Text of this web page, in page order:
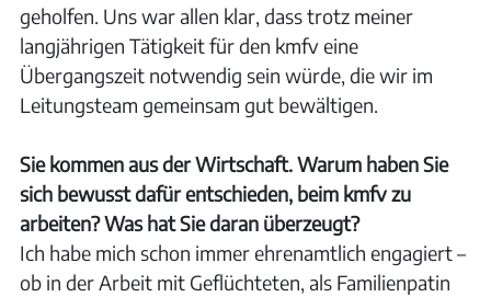
geholfen. Uns war allen klar, dass trotz meiner
langjährigen Tätigkeit für den kmfv eine
Übergangszeit notwendig sein würde, die wir im
Leitungsteam gemeinsam gut bewältigen.
Sie kommen aus der Wirtschaft. Warum haben Sie
sich bewusst dafür entschieden, beim kmfv zu
arbeiten? Was hat Sie daran überzeugt?
Ich habe mich schon immer ehrenamtlich engagiert –
ob in der Arbeit mit Geflüchteten, als Familienpatin